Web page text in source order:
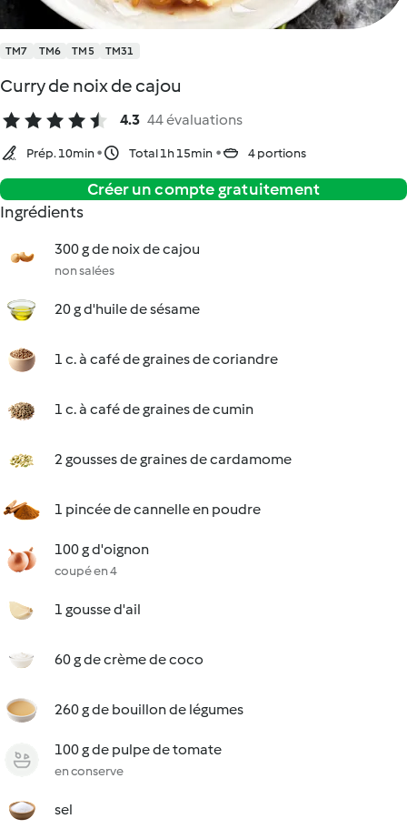
TM7 TM6 TM5 TM31
Curry de noix de cajou
4.3 44 évaluations
Prép. 10min Total 1h 15min 4 portions
Créer un compte gratuitement
Ingrédients
300 g de noix de cajou
non salées
20 g d'huile de sésame
1 c. à café de graines de coriandre
1 c. à café de graines de cumin
2 gousses de graines de cardamome
1 pincée de cannelle en poudre
100 g d'oignon
coupé en 4
1 gousse d'ail
60 g de crème de coco
260 g de bouillon de légumes
100 g de pulpe de tomate
en conserve
sel